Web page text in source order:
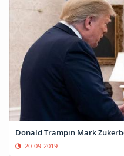
Donald Trampın Mark
20-09-2019